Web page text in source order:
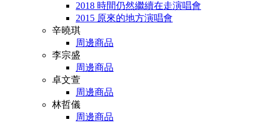
2018 時間仍然繼續在走演唱會
2015 原來的地方演唱會
辛曉琪
周邊商品
李宗盛
周邊商品
卓文萱
周邊商品
林哲儀
周邊商品